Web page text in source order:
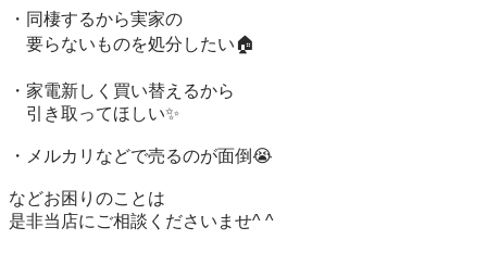
・同棲するから実家の
要らないものを処分したい🏠
・家電新しく買い替えるから
引き取ってほしい✨
・メルカリなどで売るのが面倒😭
などお困りのことは
是非当店にご相談くださいませ^ ^